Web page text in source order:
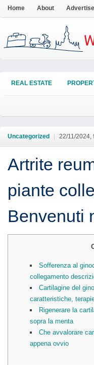
Home About Advertise
REAL ESTATE
Uncategorized 22/11/2024,
Artrite
piante
Benvenuti
Sofferenza al
collegamento
Cartilagine del
caratteristiche,
Rigenerare la
sopra la menta
Che avvalorare
appena ovvio